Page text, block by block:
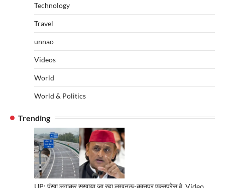
Technology
Travel
unnao
Videos
World
World & Politics
Trending